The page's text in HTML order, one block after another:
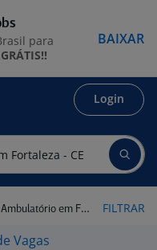
Login
em Fortaleza - CE FILTRAR
Vagas
para
GRÁTIS!!
BAIXAR